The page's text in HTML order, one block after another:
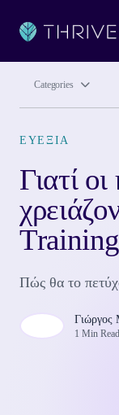
Categories
ΕΥΕΞΊΑ
Γιατί
Πώς θα το
Γιώργος
1 Min Read